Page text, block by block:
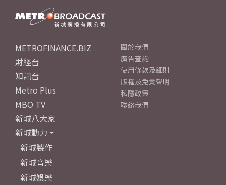
METROFINANCE.BIZ
財經台
知訊台
Metro Plus
MBO TV
新城八大家
新城動力
新城製作
新城音樂
新城娛樂
關於我們
廣告查詢
使用條款及細則
版權及免責聲明
私隱政策
聯絡我們